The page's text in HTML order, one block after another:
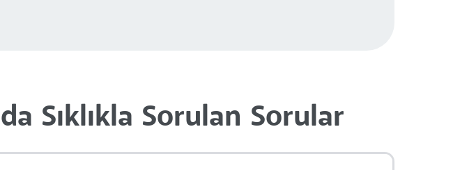
Sıklıkla Sorulan Sorular